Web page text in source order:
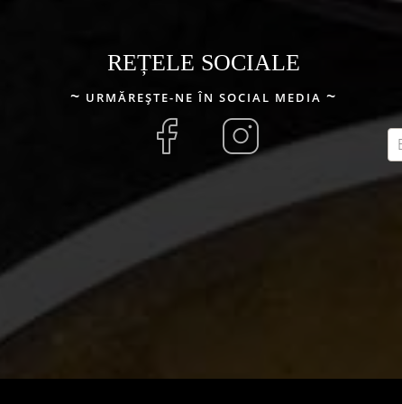
REȚELE SOCIALE
URMĂREȘTE-NE ÎN SOCIAL MEDIA